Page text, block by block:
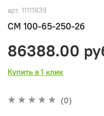
арт. 11111839
СМ 100-65-250-2б
(0)
86388.00
Купить в 1 клик